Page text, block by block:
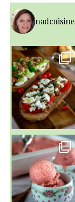
nadcuisine
~ NICE CREAM À LA FRAISE ~
Presque un mois que